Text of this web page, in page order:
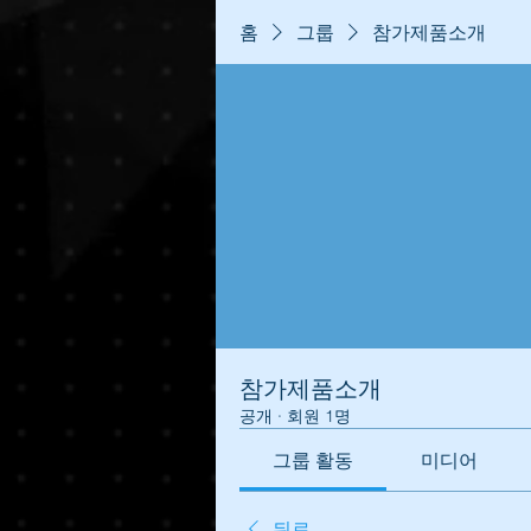
홈 그룹 참가제품소개
참가제품소개
공개 · 회원 1명
그룹 활동 미디어